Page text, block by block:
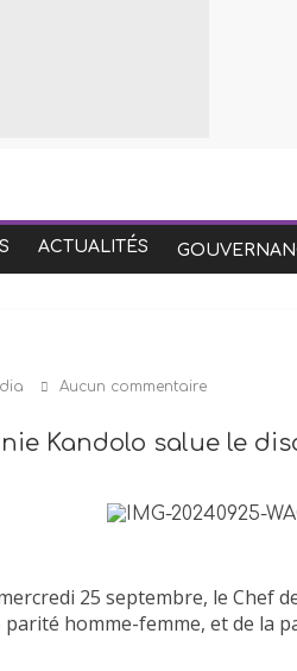
ACTUALITÉS
Aucun commentaire
Kandolo salue le
25 septembre, le Chef
parité homme-femme, et de la